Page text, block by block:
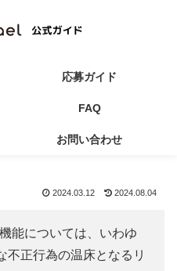
応募ガイド
FAQ
お問い合わせ
質問する方法はあり
2024.03.12 2024.08.04
能については、いわゆ
不正行為の温床となるリ